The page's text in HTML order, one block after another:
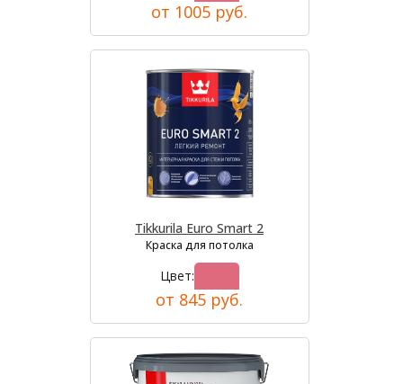
от 1005 руб.
Tikkurila Euro Smart 2
Краска для потолка
Цвет:
от 845 руб.